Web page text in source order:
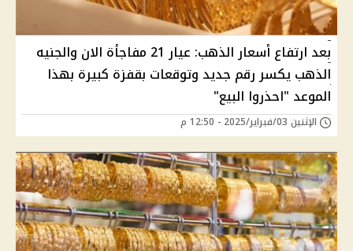
بعد ارتفاع أسعار الذهب: عيار 21 مفاجأة الان والجنيه
الذهب يكسر رقم جديد وتوقعات بقفزة كبيرة بهذا
الموعد "احذروا البيع"
الإثنين 03/فبراير/2025 - 12:50 م